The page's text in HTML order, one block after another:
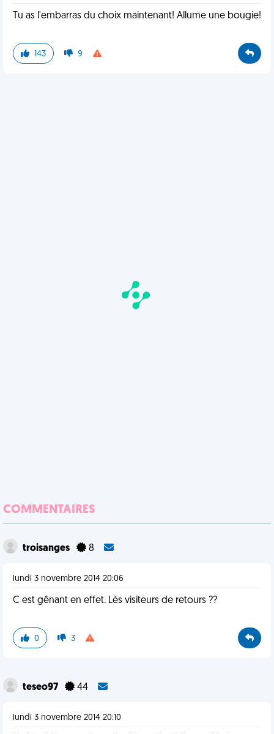
Tu as l'embarras du choix maintenant! Allume une bougie!
143 9
COMMENTAIRES
troisanges 8
lundi 3 novembre 2014 20:06
C est gênant en effet. Lès visiteurs de retours ??
0 3
teseo97 44
lundi 3 novembre 2014 20:10